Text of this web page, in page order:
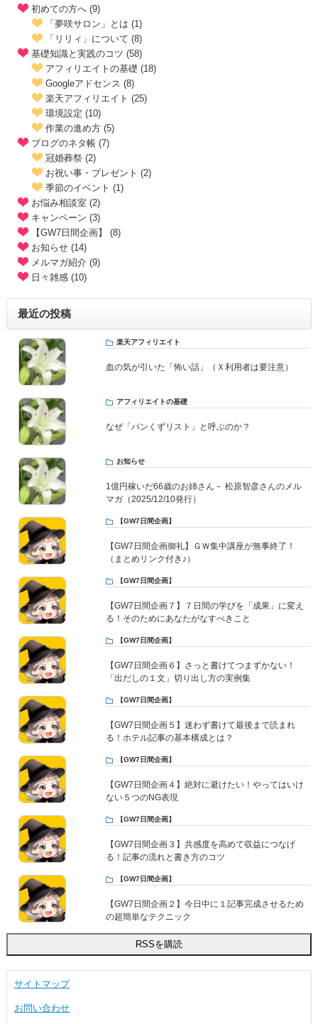
初めての方へ (9)
「夢咲サロン」とは (1)
「リリィ」について (8)
基礎知識と実践のコツ (58)
アフィリエイトの基礎 (18)
Googleアドセンス (8)
楽天アフィリエイト (25)
環境設定 (10)
作業の進め方 (5)
ブログのネタ帳 (7)
冠婚葬祭 (2)
お祝い事・プレゼント (2)
季節のイベント (1)
お悩み相談室 (2)
キャンペーン (3)
【GW7日間企画】 (8)
お知らせ (14)
メルマガ紹介 (9)
日々雑感 (10)
最近の投稿
楽天アフィリエイト
血の気が引いた「怖い話」（Ｘ利用者は要注意）
アフィリエイトの基礎
なぜ「パンくずリスト」と呼ぶのか？
お知らせ
1億円稼いだ66歳のお姉さん－ 松原智彦さんのメル
マガ（2025/12/10発行）
【GW7日間企画】
【GW7日間企画御礼】ＧＷ集中講座が無事終了！
（まとめリンク付き♪）
【GW7日間企画】
【GW7日間企画７】７日間の学びを「成果」に変え
る！そのためにあなたがなすべきこと
【GW7日間企画】
【GW7日間企画６】さっと書けてつまずかない！
「出だしの１文」切り出し方の実例集
【GW7日間企画】
【GW7日間企画５】迷わず書けて最後まで読まれ
る！ホテル記事の基本構成とは？
【GW7日間企画】
【GW7日間企画４】絶対に避けたい！やってはいけ
ない５つのNG表現
【GW7日間企画】
【GW7日間企画３】共感度を高めて収益につなげ
る！記事の流れと書き方のコツ
【GW7日間企画】
【GW7日間企画２】今日中に１記事完成させるため
の超簡単なテクニック
サイトマップ
お問い合わせ